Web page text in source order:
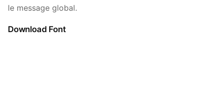
le message global.
Download Font